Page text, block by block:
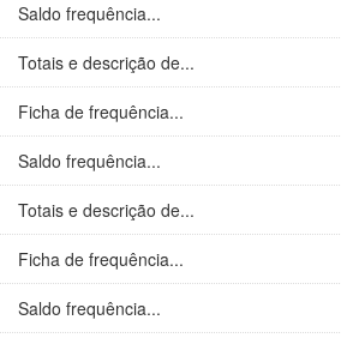
Saldo frequência...
Totais e descrição de...
Ficha de frequência...
Saldo frequência...
Totais e descrição de...
Ficha de frequência...
Saldo frequência...